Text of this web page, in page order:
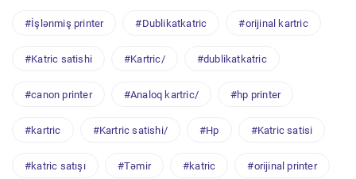
#İşlənmiş printer #Dublikatkatric #orijinal kartric
#Katric satishi #Kartric/ #dublikatkatric
#canon printer #Analoq kartric/ #hp printer
#kartric #Kartric satishi/ #Hp #Katric satisi
#katric satışı #Təmir #katric #orijinal printer